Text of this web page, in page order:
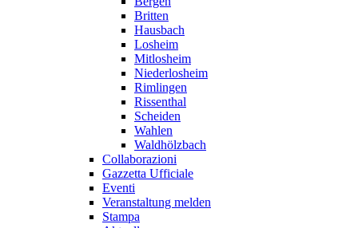
Britten
Hausbach
Losheim
Mitlosheim
Niederlosheim
Rimlingen
Rissenthal
Scheiden
Wahlen
Waldhölzbach
Collaborazioni
Gazzetta Ufficiale
Eventi
Veranstaltung melden
Stampa